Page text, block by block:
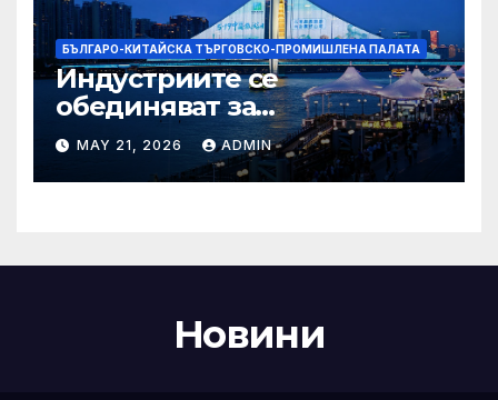
БЪЛГАРО-КИТАЙСКА ТЪРГОВСКО-ПРОМИШЛЕНА ПАЛАТА
Индустриите се
обединяват за
висококачествен растеж на
културния и
туристическия сектор
MAY 21, 2026 ADMIN
Новини